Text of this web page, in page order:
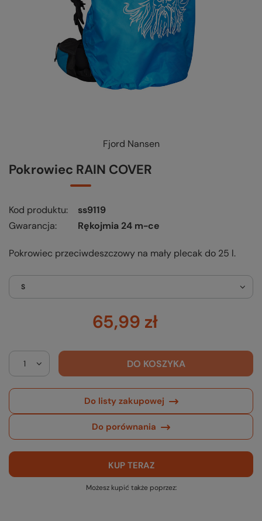
KUP-SPRAWDŹ-WYMIEŃ-
Fjord Nansen
Pokrowiec RAIN COVER
Kod produktu
ss9119
Gwarancja
Rękojmia 24 m-ce
Pokrowiec przeciwdeszczowy na mały plecak do 25 l.
S
65,99 zł
DO KOSZYKA
Do listy zakupowej
Do porównania
KUP TERAZ
Możesz kupić także poprzez: